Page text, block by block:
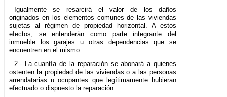
Igualmente se resarcirá el valor de los daños
originados en los elementos comunes de las viviendas
sujetas al régimen de propiedad horizontal. A estos
efectos, se entenderán como parte integrante del
inmueble los garajes u otras dependencias que se
encuentren en el mismo.
2.- La cuantía de la reparación se abonará a quienes
ostenten la propiedad de las viviendas o a las personas
arrendatarias u ocupantes que legítimamente hubieran
efectuado o dispuesto la reparación.